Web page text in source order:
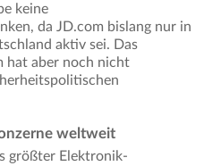
keine
da JD.com bislang nur in
aktiv sei. Das
hat aber noch nicht
weltweit
größter Elektronik-